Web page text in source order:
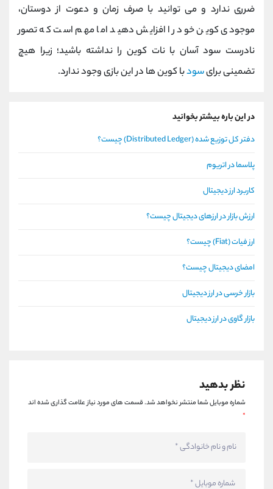
ضرری ندارد و می توانید با صرف زمان و دعوت از دوستان،
موجودی کوین خود را افزایش دهید اما مهم است که تصور
نادرست سود آسان با نات کوین را نداشته باشید؛ زیرا هیچ
تضمینی برایسودبا کوین ها در این بازی وجود ندارد.
در این باره بیشتر بخوانید
دفتر کل توزیع شده (Distributed Ledger) چیست؟
پلاسما در اتریوم
کاربرد ارز دیجیتال
ارزش بازار در ارزهای دیجیتال چیست؟
ارز فیات (Fiat) چیست؟
امضای دیجیتال چیست؟
بازار خرسی در ارز دیجیتال
بازار گاوی در ارز دیجیتال
نظر بدهید
شماره موبایل شما منتشر نخواهد شد.قسمت های مورد نیاز علامت گذاری شده اند
*